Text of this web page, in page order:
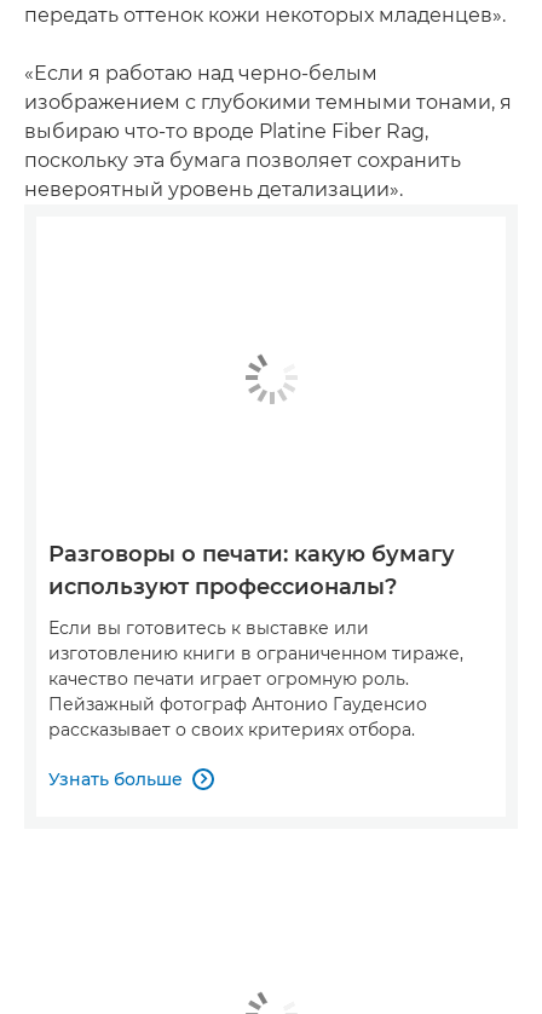
передать оттенок кожи некоторых младенцев».
«Если я работаю над черно-белым
изображением с глубокими темными тонами, я
выбираю что-то вроде Platine Fiber Rag,
поскольку эта бумага позволяет сохранить
невероятный уровень детализации».
Разговоры о печати: какую бумагу
используют профессионалы?
Если вы готовитесь к выставке или
изготовлению книги в ограниченном тираже,
качество печати играет огромную роль.
Пейзажный фотограф Антонио Гауденсио
рассказывает о своих критериях отбора.
Узнать больше 